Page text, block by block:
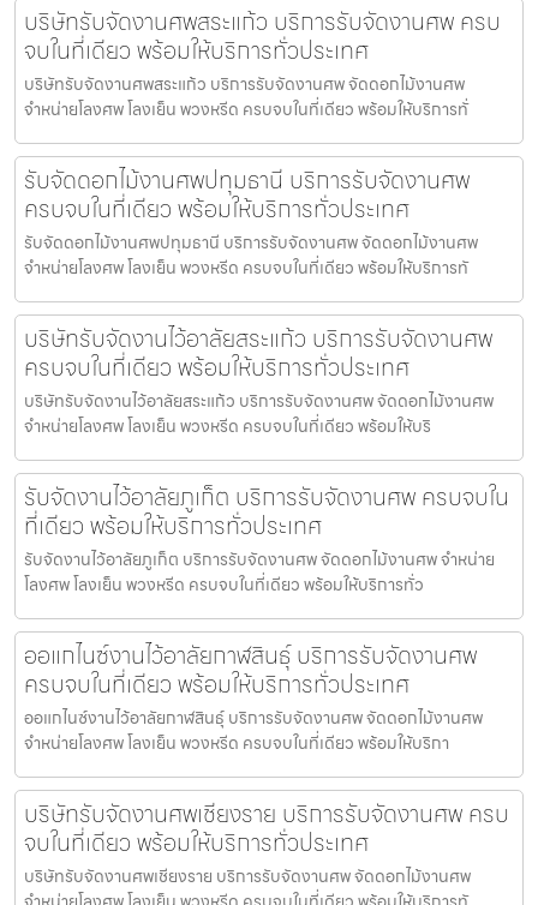
บริษัทรับจัดงานศพสระแก้ว บริการรับจัดงานศพ ครบ
จบในที่เดียว พร้อมให้บริการทั่วประเทศ
บริษัทรับจัดงานศพสระแก้ว บริการรับจัดงานศพ จัดดอกไม้งานศพ
จำหน่ายโลงศพ โลงเย็น พวงหรีด ครบจบในที่เดียว พร้อมให้บริการทั่
รับจัดดอกไม้งานศพปทุมธานี บริการรับจัดงานศพ
ครบจบในที่เดียว พร้อมให้บริการทั่วประเทศ
รับจัดดอกไม้งานศพปทุมธานี บริการรับจัดงานศพ จัดดอกไม้งานศพ
จำหน่ายโลงศพ โลงเย็น พวงหรีด ครบจบในที่เดียว พร้อมให้บริการทั
บริษัทรับจัดงานไว้อาลัยสระแก้ว บริการรับจัดงานศพ
ครบจบในที่เดียว พร้อมให้บริการทั่วประเทศ
บริษัทรับจัดงานไว้อาลัยสระแก้ว บริการรับจัดงานศพ จัดดอกไม้งานศพ
จำหน่ายโลงศพ โลงเย็น พวงหรีด ครบจบในที่เดียว พร้อมให้บริ
รับจัดงานไว้อาลัยภูเก็ต บริการรับจัดงานศพ ครบจบใน
ที่เดียว พร้อมให้บริการทั่วประเทศ
รับจัดงานไว้อาลัยภูเก็ต บริการรับจัดงานศพ จัดดอกไม้งานศพ จำหน่าย
โลงศพ โลงเย็น พวงหรีด ครบจบในที่เดียว พร้อมให้บริการทั่ว
ออแกไนซ์งานไว้อาลัยกาฬสินธุ์ บริการรับจัดงานศพ
ครบจบในที่เดียว พร้อมให้บริการทั่วประเทศ
ออแกไนซ์งานไว้อาลัยกาฬสินธุ์ บริการรับจัดงานศพ จัดดอกไม้งานศพ
จำหน่ายโลงศพ โลงเย็น พวงหรีด ครบจบในที่เดียว พร้อมให้บริกา
บริษัทรับจัดงานศพเชียงราย บริการรับจัดงานศพ ครบ
จบในที่เดียว พร้อมให้บริการทั่วประเทศ
บริษัทรับจัดงานศพเชียงราย บริการรับจัดงานศพ จัดดอกไม้งานศพ